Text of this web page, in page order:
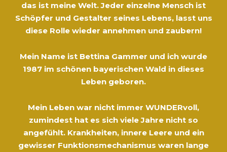
das ist meine Welt. Jeder einzelne Mensch ist
Schöpfer und Gestalter seines Lebens, lasst uns
diese Rolle wieder annehmen und zaubern!
Mein Name ist Bettina Gammer und ich wurde
1987 im schönen bayerischen Wald in dieses
Leben geboren.
Mein Leben war nicht immer WUNDERvoll,
zumindest hat es sich viele Jahre nicht so
angefühlt. Krankheiten, innere Leere und ein
gewisser Funktionsmechanismus waren lange